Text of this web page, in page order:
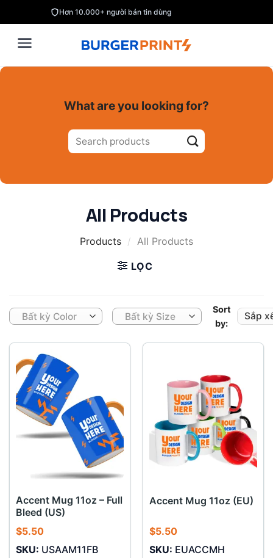
to
content
Hơn 10.000+ người bán tin dùng
What are you looking for?
Tìm
kiếm:
All Products
Products / All Products
LỌC
Bất kỳ Color Bất kỳ Size
Sort
by:
Accent Mug 11oz – Full
Bleed (US)
$5.50
SKU: USAAM11FB
Accent Mug 11oz (EU)
$5.50
SKU: EUACCMH